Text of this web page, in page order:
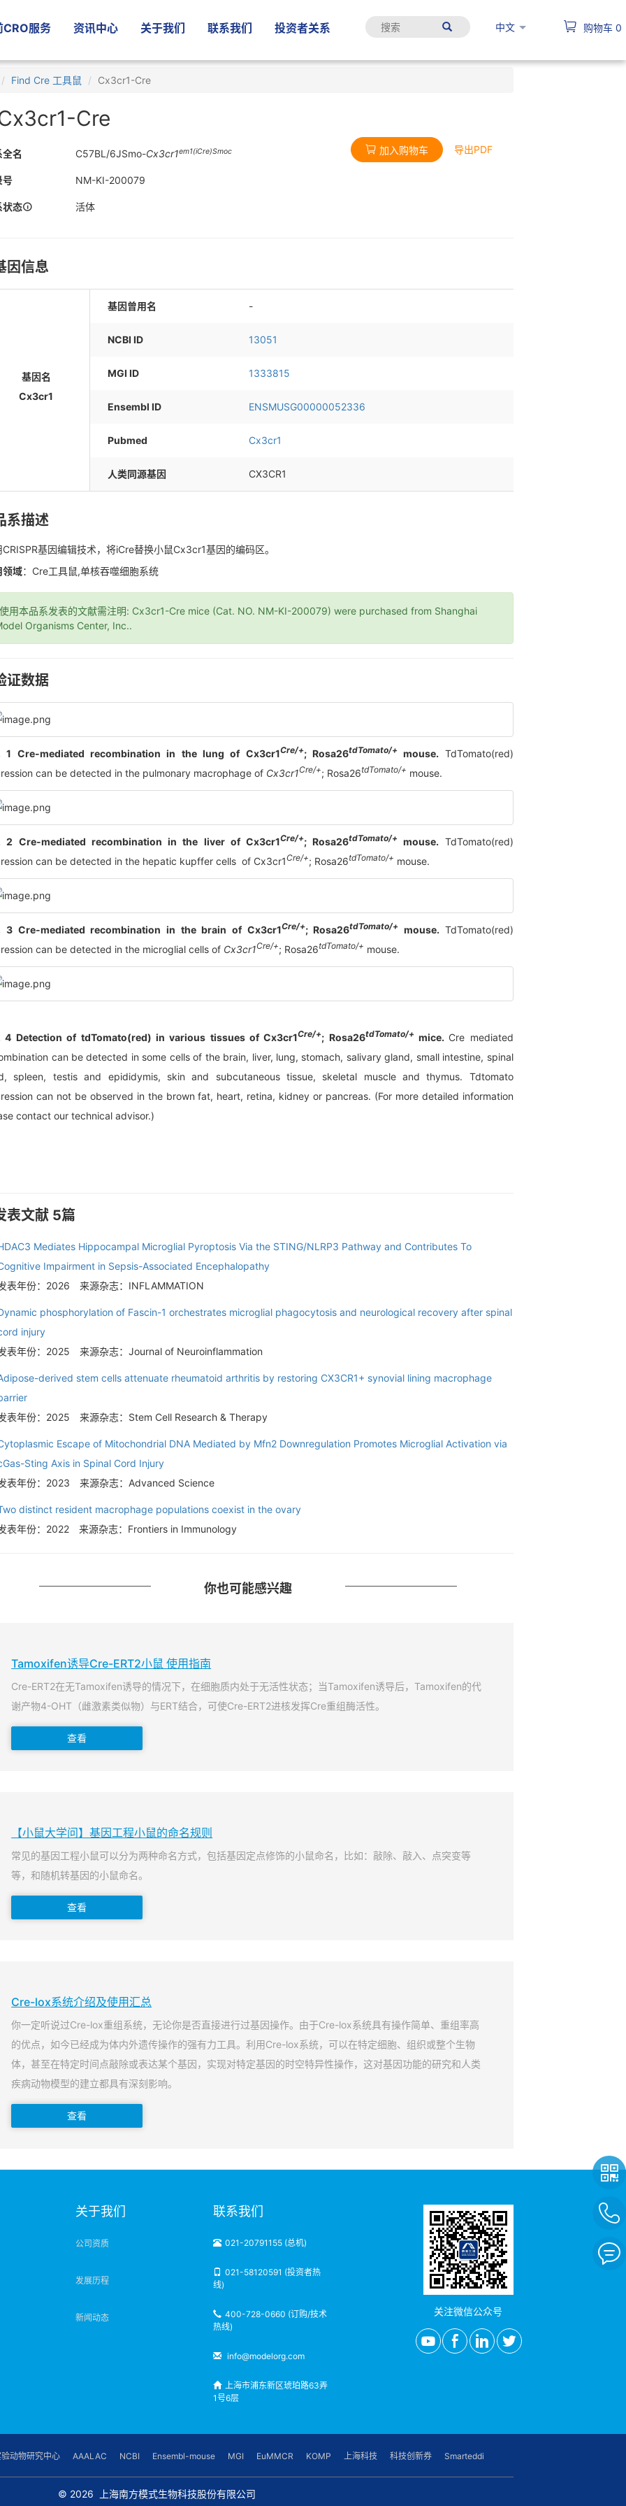
CRO服务 资讯中心 关于我们 联系我们 投资者关系 中文 购物车 0
Find Cre 工具鼠 Cx3cr1-Cre
Cre
全名 C57BL/6JSmo-Cx3cr1em1(iCre)Smoc
号 NM-KI-200079
状态 活体
加入购物车 导出PDF
因信息
基因名
Cx3cr1
基因曾用名 -
NCBI ID 13051
MGI ID 1333815
Ensembl ID ENSMUSG00000052336
Pubmed Cx3cr1
人类同源基因 CX3CR1
系描述
CRISPR基因编辑技术，将iCre替换小鼠Cx3cr1基因的编码区。
领域：Cre工具鼠,单核吞噬细胞系统
用本品系发表的文献需注明: Cx3cr1-Cre mice (Cat. NO. NM-KI-200079) were purchased from Shanghai
Organisms Center, Inc..
证数据
1 Cre-mediated recombination in the lung of Cx3cr1Cre/+; Rosa26tdTomato/+ mouse. TdTomato(red)
can be detected in the pulmonary macrophage of Cx3cr1Cre/+; Rosa26tdTomato/+ mouse.
2 Cre-mediated recombination in the liver of Cx3cr1Cre/+; Rosa26tdTomato/+ mouse. TdTomato(red)
can be detected in the hepatic kupffer cells of Cx3cr1Cre/+; Rosa26tdTomato/+ mouse.
3 Cre-mediated recombination in the brain of Cx3cr1Cre/+; Rosa26tdTomato/+ mouse. TdTomato(red)
can be detected in the microglial cells of Cx3cr1Cre/+; Rosa26tdTomato/+ mouse.
4 Detection of tdTomato(red) in various tissues of Cx3cr1Cre/+; Rosa26tdTomato/+mice. Cre mediated
can be detected in some cells of the brain, liver, lung, stomach, salivary gland, small intestine, spinal
spleen, testis and epididymis, skin and subcutaneous tissue, skeletal muscle and thymus. Tdtomato
can not be observed in the brown fat, heart, retina, kidney or pancreas. (For more detailed information
contact our technical advisor.)
表文献 5篇
Mediates Hippocampal Microglial Pyroptosis Via the STING/NLRP3 Pathway and Contributes To
Impairment in Sepsis-Associated Encephalopathy
表年份：2026
来源杂志：INFLAMMATION
phosphorylation of Fascin-1 orchestrates microglial phagocytosis and neurological recovery after spinal
injury
表年份：2025
来源杂志：Journal of Neuroinflammation
derived stem cells attenuate rheumatoid arthritis by restoring CX3CR1+ synovial lining macrophage
表年份：2025
来源杂志：Stem Cell Research & Therapy
Escape of Mitochondrial DNA Mediated by Mfn2 Downregulation Promotes Microglial Activation via
Sting Axis in Spinal Cord Injury
表年份：2023
来源杂志：Advanced Science
distinct resident macrophage populations coexist in the ovary
表年份：2022
来源杂志：Frontiers in Immunology
你也可能感兴趣
Tamoxifen诱导Cre-ERT2小鼠 使用指南
Cre-ERT2在无Tamoxifen诱导的情况下，在细胞质内处于无活性状态；当Tamoxifen诱导后，Tamoxifen的代
谢产物4-OHT（雌激素类似物）与ERT结合，可使Cre-ERT2进核发挥Cre重组酶活性。
查看
【小鼠大学问】基因工程小鼠的命名规则
常见的基因工程小鼠可以分为两种命名方式，包括基因定点修饰的小鼠命名，比如：敲除、敲入、点突变等
等，和随机转基因的小鼠命名。
查看
Cre-lox系统介绍及使用汇总
你一定听说过Cre-lox重组系统，无论你是否直接进行过基因操作。由于Cre-lox系统具有操作简单、重组率高
的优点，如今已经成为体内外遗传操作的强有力工具。利用Cre-lox系统，可以在特定细胞、组织或整个生物
体，甚至在特定时间点敲除或表达某个基因，实现对特定基因的时空特异性操作，这对基因功能的研究和人类
疾病动物模型的建立都具有深刻影响。
查看
关于我们
公司资质
发展历程
新闻动态
联系我们
021-20791155 (总机)
021-58120591 (投资者热
线)
400-728-0660 (订购/技术
热线)
info@modelorg.com
上海市浦东新区琥珀路63弄
1号6层
关注微信公众号
动物研究中心 AAALAC NCBI Ensembl-mouse MGI EuMMCR KOMP 上海科技 科技创新券 Smarteddi
© 2026 上海南方模式生物科技股份有限公司